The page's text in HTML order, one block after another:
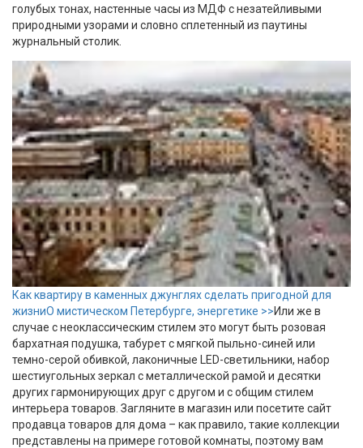
голубых тонах, настенные часы из МДФ с незатейливыми
природными узорами и словно сплетенный из паутины
журнальный столик.
Как квартиру в каменных джунглях сделать пригодной для
жизниО мистическом Петербурге, энергетике >>Или же в
случае с неоклассическим стилем это могут быть розовая
бархатная подушка, табурет с мягкой пыльно-синей или
темно-серой обивкой, лаконичные LED-светильники, набор
шестиугольных зеркал с металлической рамой и десятки
других гармонирующих друг с другом и с общим стилем
интерьера товаров. Загляните в магазин или посетите сайт
продавца товаров для дома – как правило, такие коллекции
представлены на примере готовой комнаты, поэтому вам